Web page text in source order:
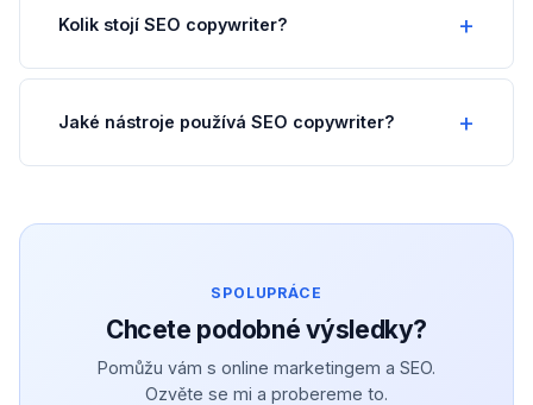
Kolik stojí SEO copywriter?
Jaké nástroje používá SEO copywriter?
SPOLUPRÁCE
Chcete podobné výsledky?
Pomůžu vám s online marketingem a SEO.
Ozvěte se mi a probereme to.